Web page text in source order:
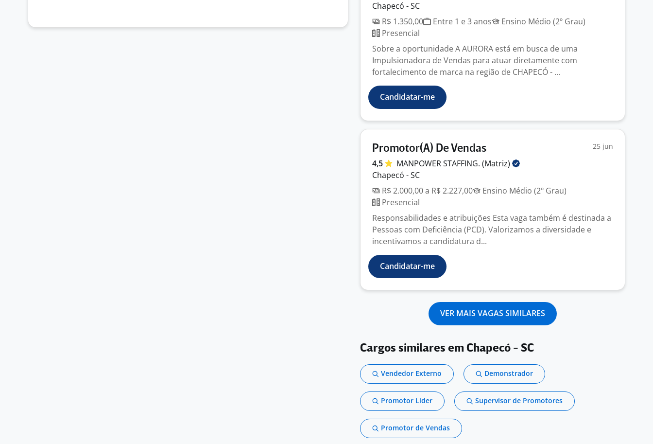
Chapecó - SC
R$ 1.350,00
Entre 1 e 3 anos
Ensino Médio (2º Grau)
Presencial
Sobre a oportunidade A AURORA está em busca de uma
Impulsionadora de Vendas para atuar diretamente com
fortalecimento de marca na região de CHAPECÓ - ...
Candidatar-me
Promotor(A) De Vendas 25 jun
4,5 MANPOWER STAFFING. (Matriz)
Chapecó - SC
R$ 2.000,00 a R$ 2.227,00
Ensino Médio (2º Grau)
Presencial
Responsabilidades e atribuições Esta vaga também é destinada a
Pessoas com Deficiência (PCD). Valorizamos a diversidade e
incentivamos a candidatura d...
Candidatar-me
VER MAIS VAGAS SIMILARES
Cargos similares em Chapecó - SC
Vendedor Externo Demonstrador
Promotor Lider Supervisor de Promotores
Promotor de Vendas